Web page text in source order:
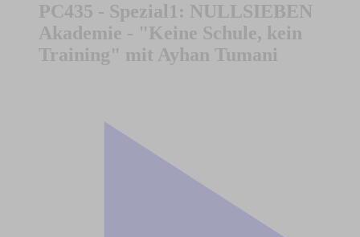
PC435 - Spezial1: NULLSIEBEN
Akademie - "Keine Schule, kein
Training" mit Ayhan Tumani